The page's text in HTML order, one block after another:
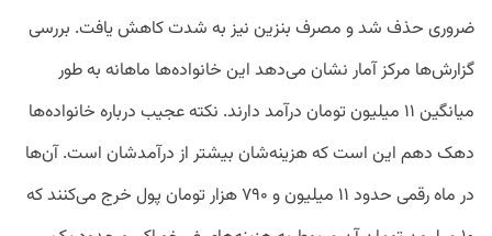
ضروری حذف شد و مصرف بنزین نیز به شدت کاهش یافت. بررسی
گزارش‌ها مرکز آمار نشان می‌دهد این خانواده‌ها ماهانه به طور
میانگین ۱۱ میلیون تومان درآمد دارند. نکته عجیب درباره خانواده‌ها
دهک دهم این است که هزینه‌شان بیشتر از درآمدشان است. آن‌ها
در ماه رقمی حدود ۱۱ میلیون و ۷۹۰ هزار تومان پول خرج می‌کنند که